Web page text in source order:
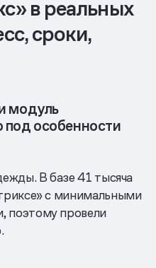
в реальных
сроки,
модуль
под особенности
В базе 41 тысяча
с минимальными
поэтому провели